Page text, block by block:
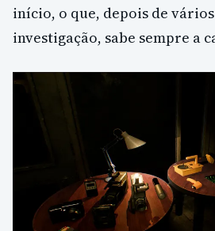
início, o que, depois de
investigação, sabe sempre a